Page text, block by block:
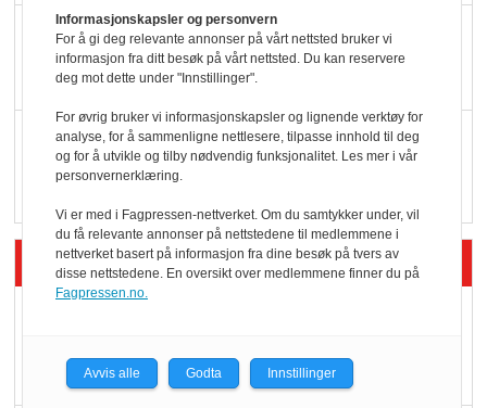
KI lager mat i butikken
Q passerte 1 milliard i
Rema i 2025
Siste artikler - Økologisk
yoghurt: Trues av
melkemangel
Informasjonskapsler og personvern
For å gi deg relevante annonser på vårt nettsted bruker vi
informasjon fra ditt besøk på vårt nettsted. Du kan reservere
deg mot dette under "Innstillinger".
For øvrig bruker vi informasjonskapsler og lignende verktøy for
analyse, for å sammenligne nettlesere, tilpasse innhold til deg
og for å utvikle og tilby nødvendig funksjonalitet. Les mer i vår
personvernerklæring.
Vi er med i Fagpressen-nettverket. Om du samtykker under, vil
du få relevante annonser på nettstedene til medlemmene i
nettverket basert på informasjon fra dine besøk på tvers av
disse nettstedene. En oversikt over medlemmene finner du på
Fagpressen.no.
Avvis alle Godta Innstillinger